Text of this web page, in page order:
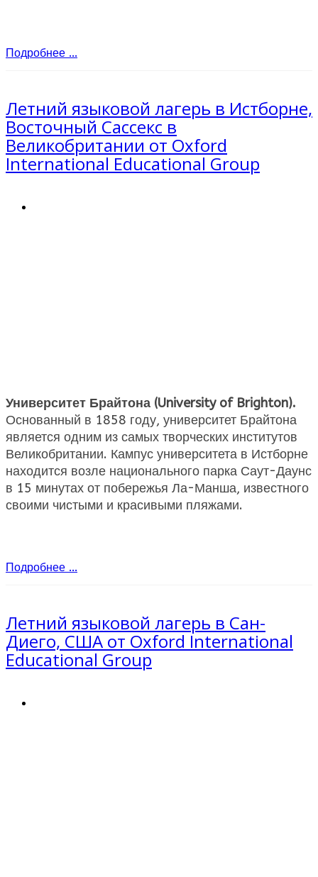
Подробнее ...
Летний языковой лагерь в Истборне,
Восточный Сассекс в
Великобритании от Oxford
International Educational Group
Университет Брайтона (University of Brighton).
Основанный в 1858 году, университет Брайтона
является одним из самых творческих институтов
Великобритании. Кампус университета в Истборне
находится возле национального парка Саут-Даунс
в 15 минутах от побережья Ла-Манша, известного
своими чистыми и красивыми пляжами.
Подробнее ...
Летний языковой лагерь в Сан-
Диего, США от Oxford International
Educational Group